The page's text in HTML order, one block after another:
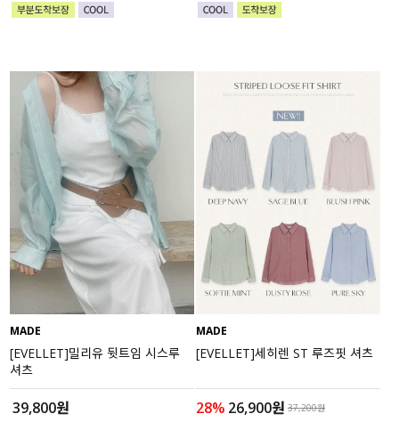
MADE
[EVELLET]밀리유 뒷트임 시스루
셔츠
39,800원
MADE
[EVELLET]세히렌 ST 루즈핏 셔츠
28% 26,900원 37,200원